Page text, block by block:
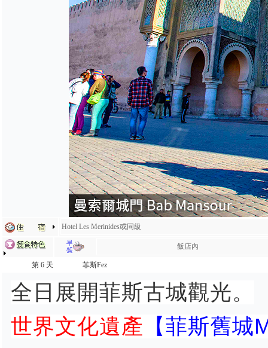
Hotel Les Merinides或同級
飯店內
第 6 天 菲斯Fez
全日展開菲斯古城觀光。
世界文化遺產 【菲斯舊